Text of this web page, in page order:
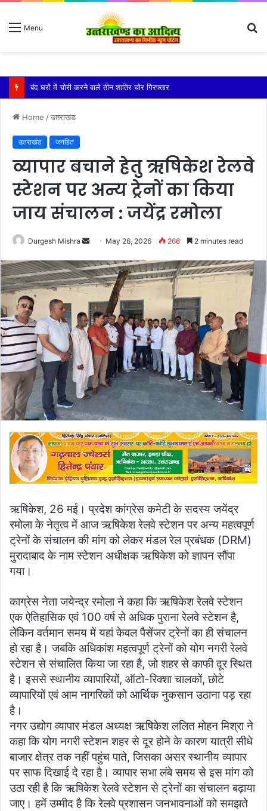
Menu
बारिश ने बढ़ाई दहशत, दरकने लगी जमीन, 10 परिवारों ने छोड़े घर
Home /उतराखंड
उतराखंड जनहित
व्यापार बचाने हेतु ऋषिकेश रेलवे
स्टेशन पर अन्य ट्रेनों का किया
जाय संचालन : जयेंद्र रमोला
Durgesh Mishra
Send
email
May 26, 2026 266 2 minutes read
ऋषिकेश, 26 मई। प्रदेश कांग्रेस कमेटी के सदस्य जयेंद्र
रमोला के नेतृत्व में आज ऋषिकेश रेलवे स्टेशन पर अन्य महत्वपूर्ण
ट्रेनों के संचालन की मांग को लेकर मंडल रेल प्रबंधक (DRM)
मुरादाबाद के नाम स्टेशन अधीक्षक ऋषिकेश को ज्ञापन सौंपा
गया।
काग्रेस नेता जयेन्द्र रमोला ने कहा कि ऋषिकेश रेलवे स्टेशन
एक ऐतिहासिक एवं 100 वर्ष से अधिक पुराना रेलवे स्टेशन है,
लेकिन वर्तमान समय में यहां केवल पैसेंजर ट्रेनों का ही संचालन
हो रहा है। जबकि अधिकांश महत्वपूर्ण ट्रेनों को योग नगरी रेलवे
स्टेशन से संचालित किया जा रहा है, जो शहर से काफी दूर स्थित
है। इससे स्थानीय व्यापारियों, ऑटो-रिक्शा चालकों, छोटे
व्यापारियों एवं आम नागरिकों को आर्थिक नुकसान उठाना पड़ रहा
है।
नगर उद्योग व्यापार मंडल अध्यक्ष ऋषिकेश ललित मोहन मिश्रा ने
कहा कि योग नगरी स्टेशन शहर से दूर होने के कारण यात्री सीधे
बाजार क्षेत्र तक नहीं पहुंच पाते, जिसका असर स्थानीय व्यापार
पर साफ दिखाई दे रहा है। व्यापार सभा लंबे समय से इस मांग को
उठा रही है कि ऋषिकेश रेलवे स्टेशन से ट्रेनों का संचालन बढ़ाया
जाए। हमें उम्मीद है कि रेलवे प्रशासन जनभावनाओं को समझते